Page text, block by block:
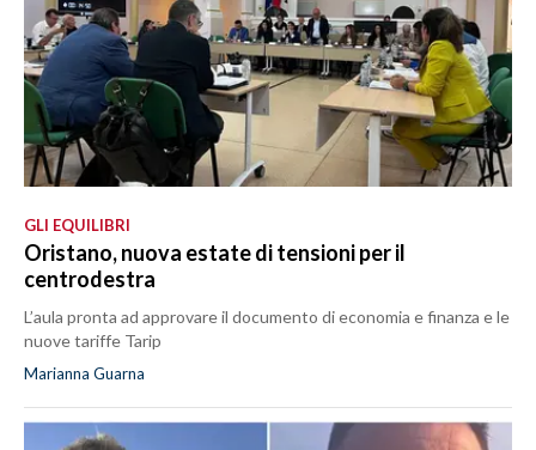
GLI EQUILIBRI
Oristano, nuova estate di tensioni per il
centrodestra
L’aula pronta ad approvare il documento di economia e finanza e le
nuove tariffe Tarip
Marianna Guarna